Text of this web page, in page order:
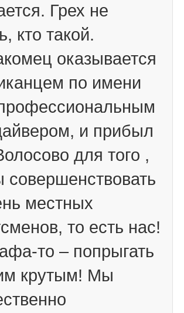
Грех не
кто такой.
оказывается
по имени
и прибыл
для того ,
совершенствовать
местных
то есть нас!
то – попрыгать
крутым! Мы